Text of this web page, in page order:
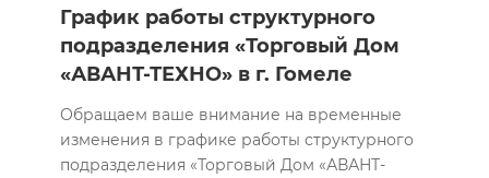
График работы структурного
подразделения «Торговый Дом
«АВАНТ-ТЕХНО» в г. Гомеле
Обращаем ваше внимание на временные
изменения в графике работы структурного
подразделения «Торговый Дом «АВАНТ-